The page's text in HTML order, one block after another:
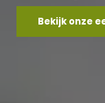
Bekijk onze